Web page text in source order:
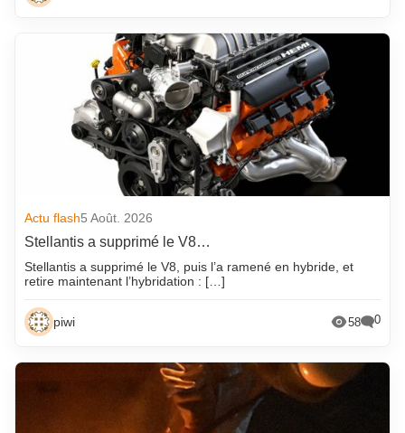
Actu flash5 Août. 2026
Stellantis a supprimé le V8…
Stellantis a supprimé le V8, puis l’a ramené en hybride, et
retire maintenant l’hybridation : […]
piwi 58 0